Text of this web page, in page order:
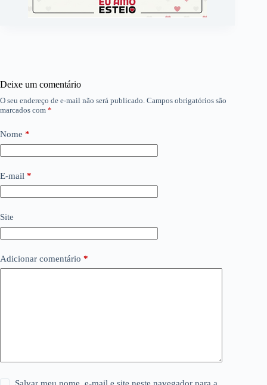
Deixe um comentário
O seu endereço de e-mail não será publicado. Campos obrigatórios são
marcados com *
Nome *
E-mail *
Site
Adicionar comentário *